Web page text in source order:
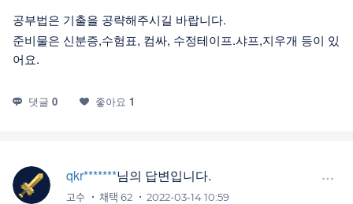
공부법은 기출을 공략해주시길 바랍니다.
준비물은 신분증,수험표, 컴싸, 수정테이프.샤프,지우개 등이 있
어요.
댓글 0 좋아요 1
qkr*******님의 답변입니다.
고수 채택 62 2022-03-14 10:59